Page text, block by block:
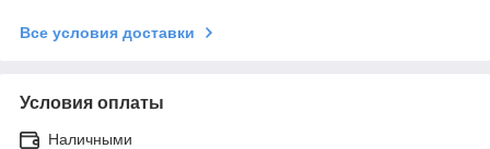
Все условия доставки
Условия оплаты
Наличными